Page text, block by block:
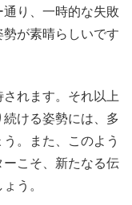
り、一時的な失敗
が素晴らしいです
れます。それ以上
ける姿勢には、多
。また、このよう
こそ、新たなる伝
う。